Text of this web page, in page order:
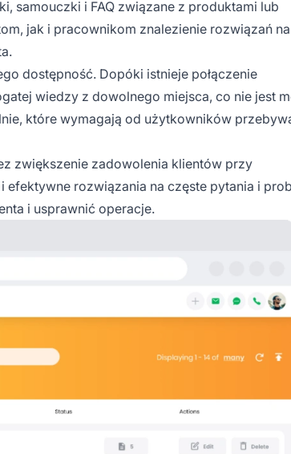
samouczki i FAQ związane z produktami lub
jak i pracownikom znalezienie rozwiązań na
dostępność. Dopóki istnieje połączenie
wiedzy z dowolnego miejsca, co nie jest
które wymagają od użytkowników
zwiększenie zadowolenia klientów przy
rozwiązania na częste pytania i
i usprawnić operacje.